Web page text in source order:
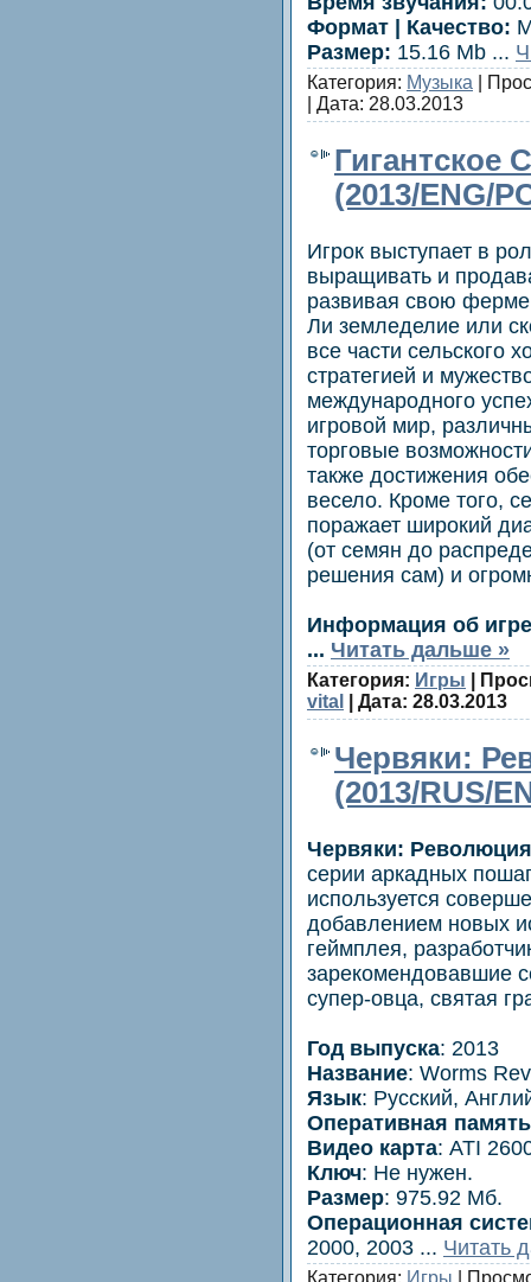
Формат | Качество:
Размер: 15.16 Mb ...
Категория: Музыка |
| Дата: 28.03.2013
Гигантское
(2013/ENG/
Игрок выступает в
выращивать и
развивая свою
Ли земледелие или
все части сельского
стратегией и
международного
игровой мир,
торговые
также достижения
весело. Кроме того,
поражает широкий
(от семян до
решения сам) и
Информация об игре
... Читать дальше »
Категория: Игры |
vital
| Дата: 28.03.2013
Червяки:
(2013/RUS/
Червяки: Революция
серии аркадных
используется
добавлением новых
геймплея,
зарекомендовавшие
супер-овца, святая
Год выпуска: 2013
Название: Worms
Язык: Русский,
Оперативная память
Видео карта: ATI
Ключ: Не нужен.
Размер: 975.92 Мб.
Операционная
2000, 2003 ... Читать
Категория: Игры |